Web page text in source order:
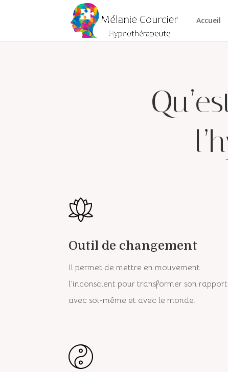
Accueil
Outil de changement
Il permet de mettre en mouvement
l’inconscient pour transformer son rapport
avec soi-même et avec le monde.